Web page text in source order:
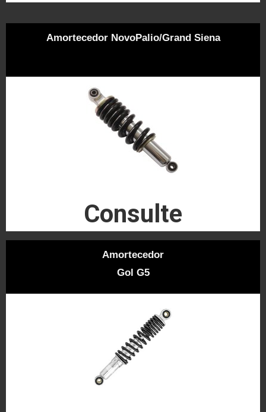
Amortecedor NovoPalio/Grand Siena
Consulte
Amortecedor
Gol G5